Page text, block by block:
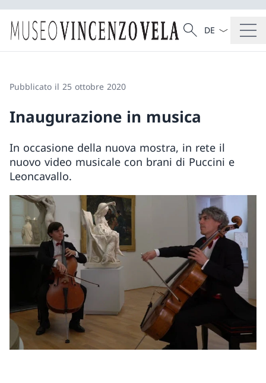
Cercare
Ricerca
Dal menu a
Pubblicato il 25 ottobre 2020
Inaugurazione in musica
In occasione della nuova mostra, in rete il
nuovo video musicale con brani di Puccini e
Leoncavallo.